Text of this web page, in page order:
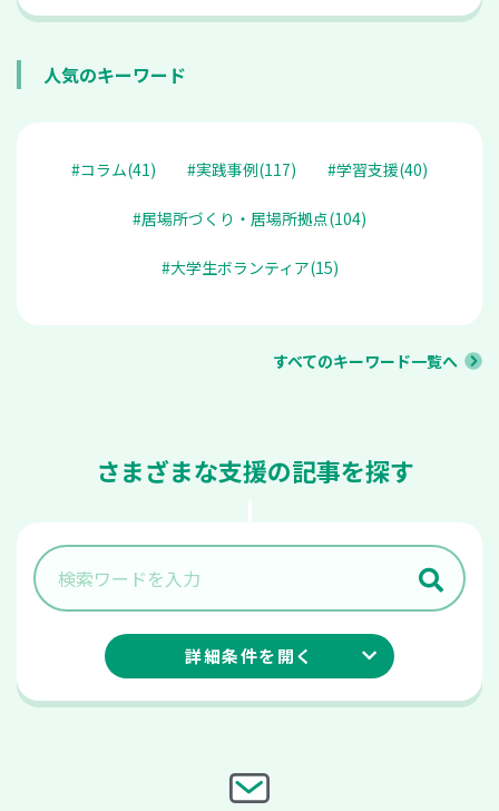
人気のキーワード
#コラム(41) #実践事例(117) #学習支援(40)
#居場所づくり・居場所拠点(104)
#大学生ボランティア(15)
すべてのキーワード一覧へ
さまざまな支援の記事を探す
詳細条件を開く